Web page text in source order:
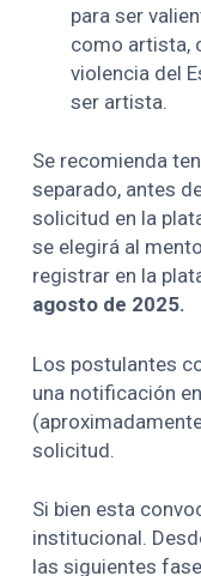
para ser
como artista,
violencia del
ser artista.
Se recomienda
separado, antes
solicitud en la
se elegirá al
registrar en la
agosto de 2025.
Los postulantes
una notificación
solicitud.
Si bien esta
institucional.
las siguientes